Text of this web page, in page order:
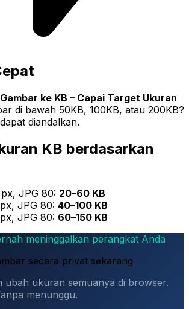
ke KB – Capai Target Ukuran
di bawah 50KB, 100KB, atau 200KB?
diandalkan.
KB berdasarkan
JPG 80: 20–60 KB
JPG 80: 40–100 KB
JPG 80: 60–150 KB
meninggalkan perangkat Anda
secara privat sekarang
ubah ukuran semuanya di browser.
menunggu.